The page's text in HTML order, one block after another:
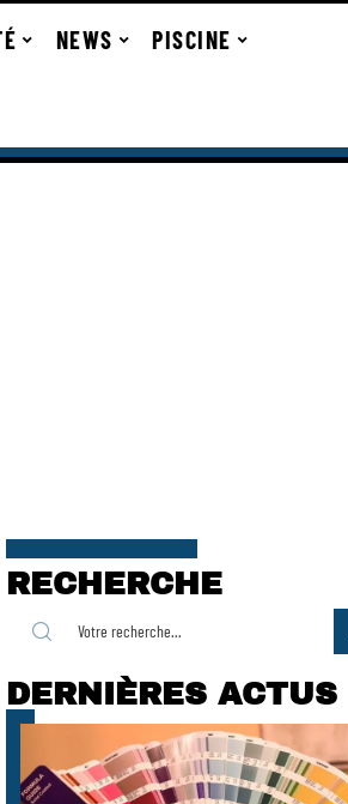
NEWS PISCINE
RECHERCHE
DERNIÈRES ACTUS